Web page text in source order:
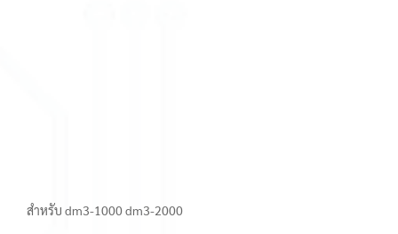
สำหรับ dm3-1000 dm3-2000